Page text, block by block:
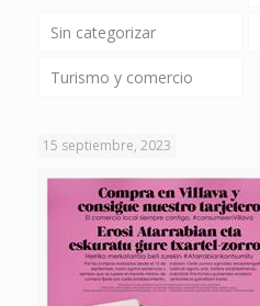
Sin categorizar
Turismo y comercio
15 septiembre, 2023